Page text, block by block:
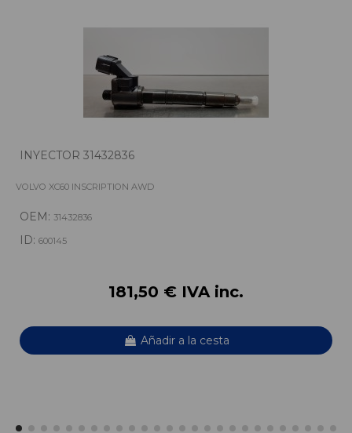
INYECTOR 31432836
VOLVO XC60 INSCRIPTION AWD
OEM: 31432836
ID: 600145
181,50 € IVA inc.
Añadir a la cesta